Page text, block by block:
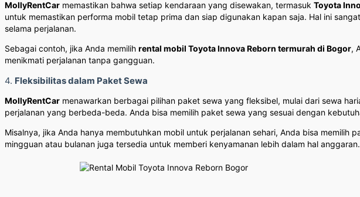
MollyRentCar memastikan bahwa setiap kendaraan yang disewakan, termasuk Toyota
untuk memastikan performa mobil tetap prima dan siap digunakan kapan saja. Hal ini
selama perjalanan.
Sebagai contoh, jika Anda memilih rental mobil Toyota Innova Reborn termurah di Bogor,
menikmati perjalanan tanpa gangguan.
4. Fleksibilitas dalam Paket Sewa
MollyRentCar menawarkan berbagai pilihan paket sewa yang fleksibel, mulai dari sewa
perjalanan yang berbeda-beda. Anda bisa memilih paket sewa yang sesuai dengan
Misalnya, jika Anda hanya membutuhkan mobil untuk perjalanan sehari, Anda bisa
mingguan atau bulanan juga tersedia untuk memberi kenyamanan lebih dalam hal anggaran.